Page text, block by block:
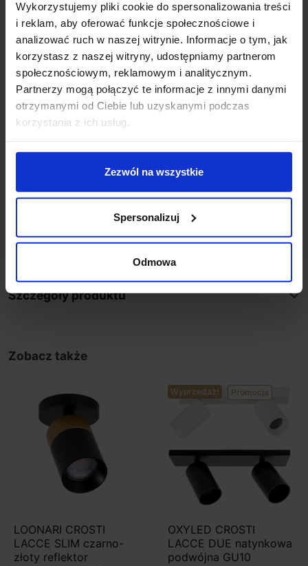
Wykorzystujemy pliki cookie do spersonalizowania treści
i reklam, aby oferować funkcje społecznościowe i
analizować ruch w naszej witrynie. Informacje o tym, jak
korzystasz z naszej witryny, udostępniamy partnerom
społecznościowym, reklamowym i analitycznym.
Partnerzy mogą połączyć te informacje z innymi danymi
otrzymanymi od Ciebie lub uzyskanymi podczas
korzystania z ich usług.
Zezwól na wszystkie
Spersonalizuj
Odmowa
Wysokość tuby 9,2cm
Klasa szczelności IP20
Napięcie 230V
Materiał aluminium + szkło
Kolor: biały, czarny
Sposób montażu sufit podtynkowo
Producent: OXYLED
Trwałość: 30 000h
Możliwości zamówienia oprawy w wersji
Szczegóły produktu
Zobacz także
LOONARI CROSTI
LACCE SLIM czarno-
złoty reflektor
Wyprzedaż! Promocja
OXYLED CROSTI
LACCE DUE natynkowa
podwójna GU10